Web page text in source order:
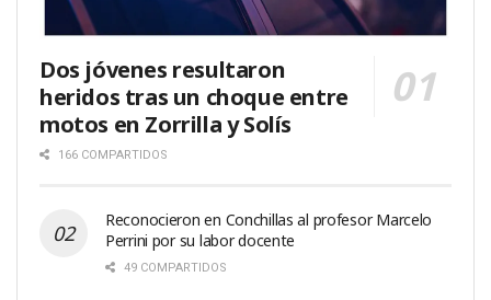
Dos jóvenes resultaron
heridos tras un choque entre
motos en Zorrilla y Solís
166 COMPARTIDOS
Reconocieron en Conchillas al profesor Marcelo
Perrini por su labor docente
49 COMPARTIDOS